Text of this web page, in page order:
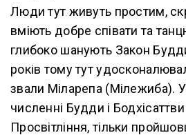
Люди тут живуть простим,
вміють добре співати та
глибоко шанують Закон
років тому тут
звали Міларепа (Мілежиба).
численні Будди і
Просвітління, тільки